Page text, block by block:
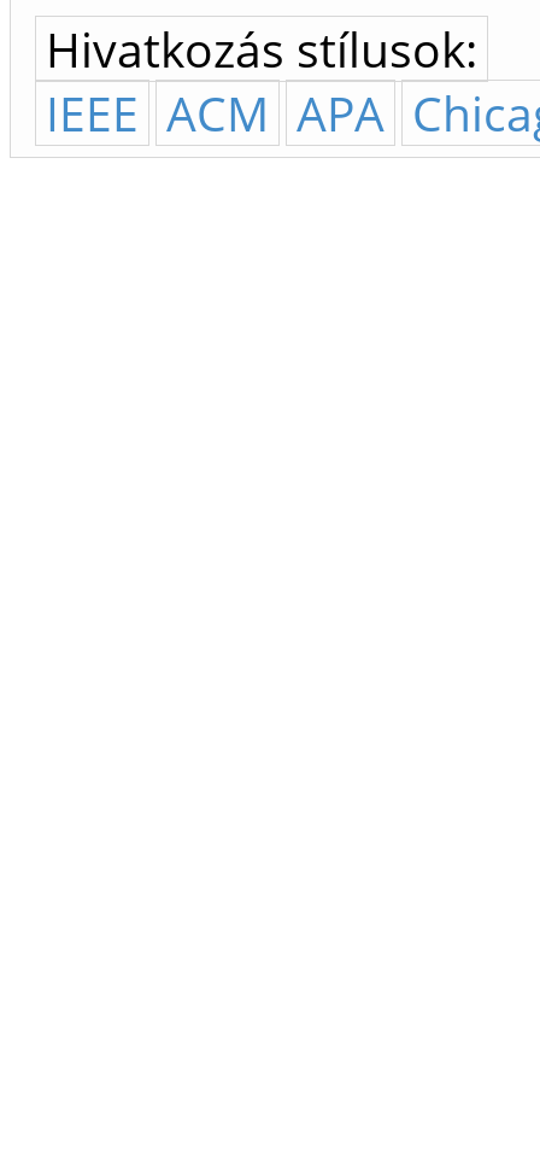
Hivatkozás stílusok:
IEEE ACM APA